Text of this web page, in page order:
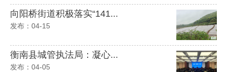
向阳桥街道积极落实“141...
发布：04-15
衡南县城管执法局：凝心...
发布：04-05